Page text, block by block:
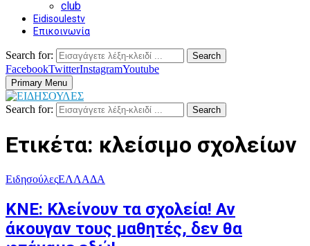
club
Eidisoulestv
Επικοινωνία
Search for: Search
FacebookTwitterInstagramYoutube
Primary Menu
Search for: Search
Ετικέτα: κλείσιμο σχολείων
ΕιδησούλεςΕΛΛΑΔΑ
ΚΝΕ: Κλείνουν τα σχολεία! Αν
άκουγαν τους μαθητές, δεν θα